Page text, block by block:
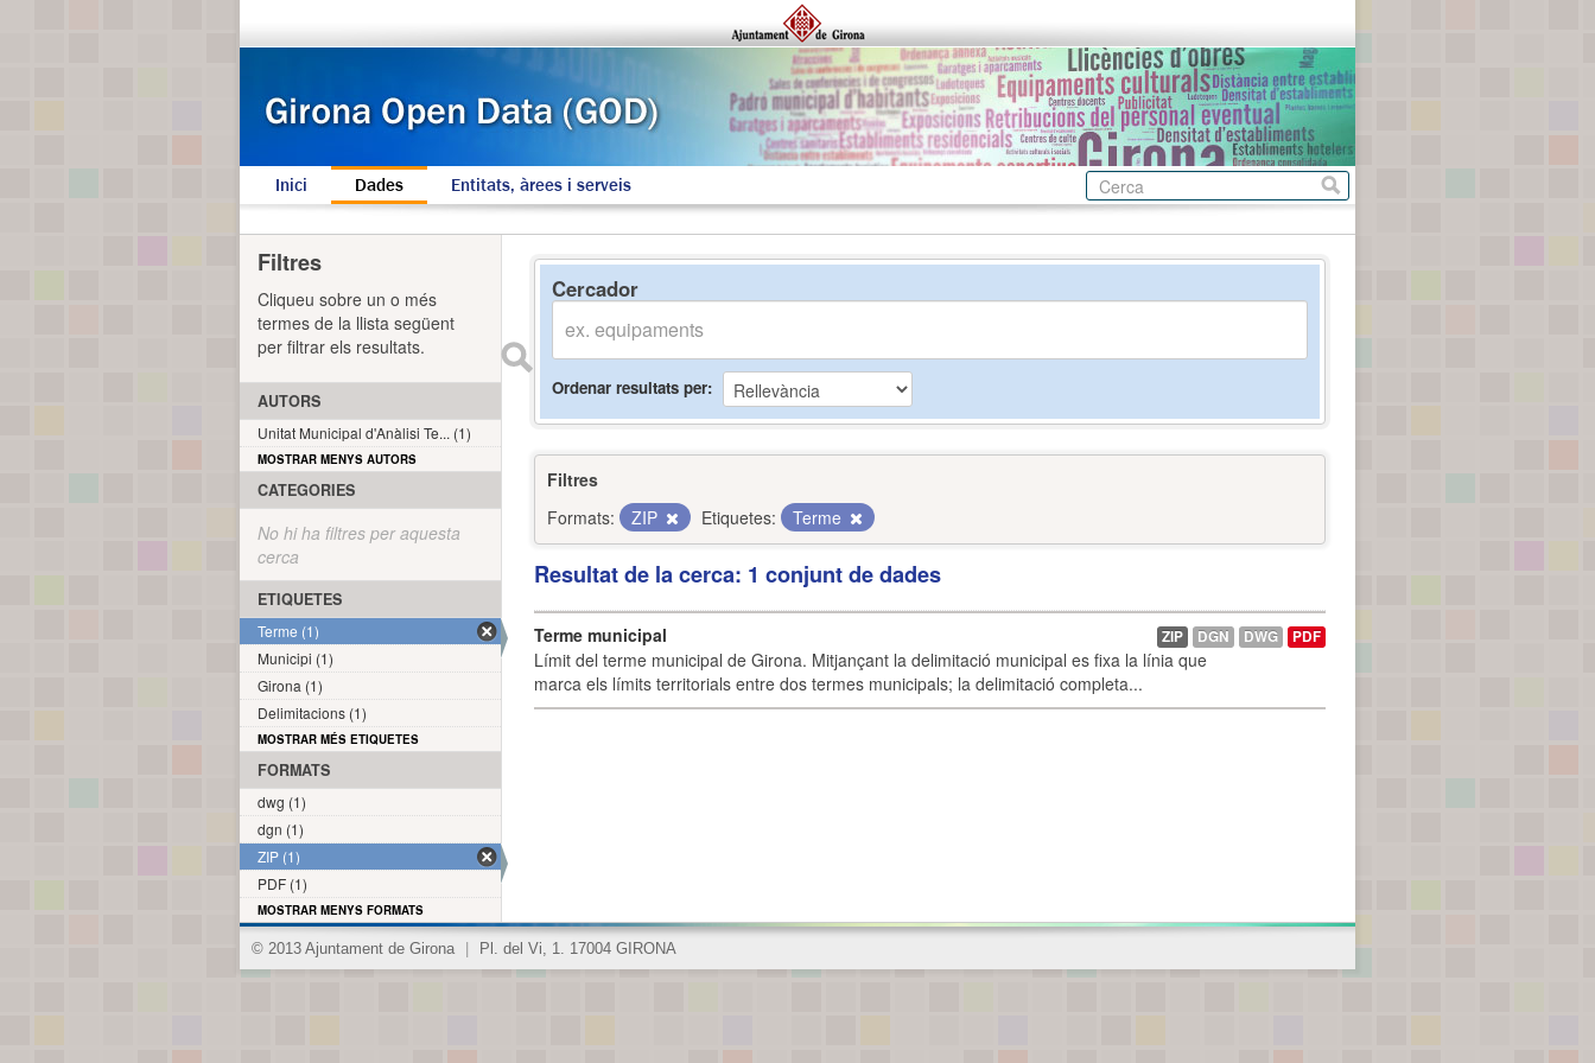
Inici Dades Entitats, àrees i serveis
Cercador
Ordenar resultats per
Filtres
Formats:
ZIP Etiquetes: Terme
Resultat de la cerca: 1 conjunt de dades
Terme municipal
Límit del terme municipal de Girona. Mitjançant la delimitació municipal es fixa la línia que
marca els límits territorials entre dos termes municipals; la delimitació completa...
ZIP DGN DWG PDF
Filtres
Cliqueu sobre un o més
termes de la llista següent
per filtrar els resultats.
AUTORS
Unitat Municipal d'Anàlisi Te... (1)
MOSTRAR MENYS AUTORS
CATEGORIES
No hi ha filtres per aquesta
cerca
ETIQUETES
Terme (1)
Municipi (1)
Girona (1)
Delimitacions (1)
MOSTRAR MÉS ETIQUETES
FORMATS
dwg (1)
dgn (1)
ZIP (1)
PDF (1)
MOSTRAR MENYS FORMATS
© 2013 Ajuntament de Girona Pl. del Vi, 1. 17004 GIRONA